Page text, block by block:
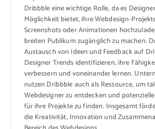
Dribbble eine wichtige Rolle, da es
Möglichkeit bietet, ihre Webdesign-
Screenshots oder Animationen
breiten Publikum zugänglich zu machen.
Austausch von Ideen und Feedback auf
Designer Trends identifizieren, ihre
verbessern und voneinander lernen.
nutzen Dribbble auch als Ressource, um
Webdesigner zu entdecken und
für ihre Projekte zu finden. Insgesamt
die Kreativität, Innovation und